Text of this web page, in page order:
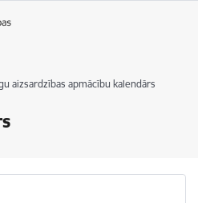
aizsardzības apmācību kalendārs